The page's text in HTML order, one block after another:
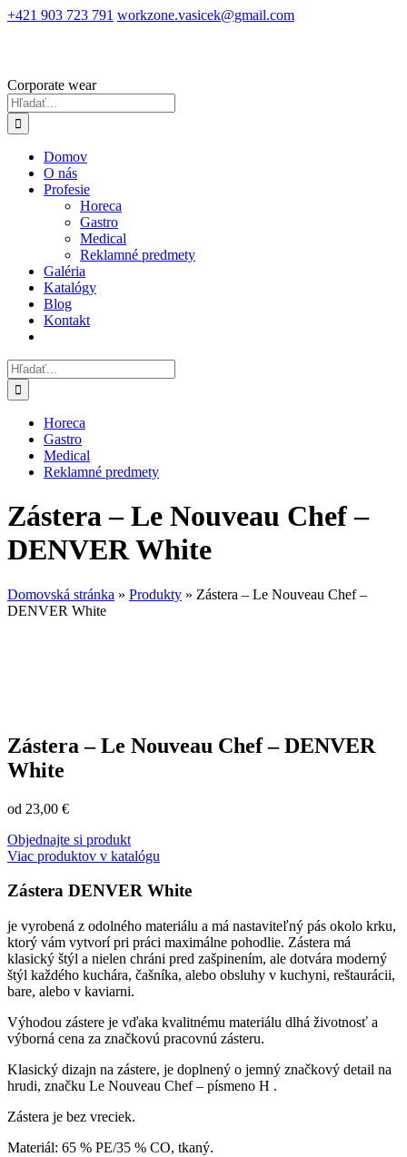
Skip
+421 903 723 791 workzone.vasicek@gmail.com
Corporate wear
Hľadať:
Domov
O nás
Profesie
Horeca
Gastro
Medical
Reklamné predmety
Galéria
Katalógy
Blog
Kontakt
Hľadať:
Horeca
Gastro
Medical
Reklamné predmety
Zástera – Le Nouveau Chef –
DENVER White
Domovská stránka » Produkty » Zástera – Le Nouveau Chef –
DENVER White
Zástera – Le Nouveau Chef – DENVER
White
od 23,00 €
Objednajte si produkt
Viac produktov v katalógu
Zástera DENVER White
je vyrobená z odolného materiálu a má nastaviteľný pás okolo krku,
ktorý vám vytvorí pri práci maximálne pohodlie. Zástera má
klasický štýl a nielen chráni pred zašpinením, ale dotvára moderný
štýl každého kuchára, čašníka, alebo obsluhy v kuchyni, reštaurácii,
bare, alebo v kaviarni.
Výhodou zástere je vďaka kvalitnému materiálu dlhá životnosť a
výborná cena za značkovú pracovnú zásteru.
Klasický dizajn na zástere, je doplnený o jemný značkový detail na
hrudi, značku Le Nouveau Chef – písmeno H .
Zástera je bez vreciek.
Materiál: 65 % PE/35 % CO, tkaný.